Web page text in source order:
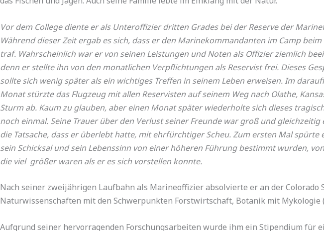
Vor dem College diente er als Unteroffizier dritten Grades bei der Reserve der
Während dieser Zeit ergab es sich, dass er den Marinekommandanten im Camp beim
traf. Wahrscheinlich war er von seinen Leistungen und Noten als Offizier ziemlich
denn er stellte ihn von den monatlichen Verpflichtungen als Reservist frei. Dieses
sollte sich wenig später als ein wichtiges Treffen in seinem Leben erweisen. Im
Monat stürzte das Flugzeug mit allen Reservisten auf seinem Weg nach Olathe,
Sturm ab. Kaum zu glauben, aber einen Monat später wiederholte sich dieses
noch einmal. Seine Trauer über den Verlust seiner Freunde war groß und
die Tatsache, dass er überlebt hatte, mit ehrfürchtiger Scheu. Zum ersten Mal spürte
sein Schicksal und sein Lebenssinn von einer höheren Führung bestimmt wurden,
die viel größer waren als er es sich vorstellen konnte.
Nach seiner zweijährigen Laufbahn als Marineoffizier absolvierte er an der Colorado
Naturwissenschaften mit den Schwerpunkten Forstwirtschaft, Botanik mit Mykologie
Aufgrund seiner hervorragenden Forschungsarbeiten wurde ihm ein Stipendium für